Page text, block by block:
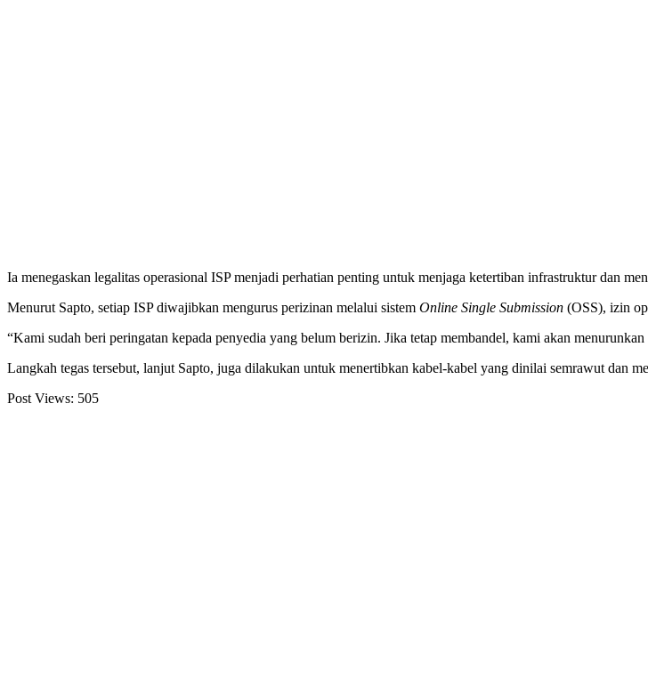
Ia menegaskan legalitas operasional ISP menjadi perhatian penting untuk menjaga ketertiban infrastruktur dan
Menurut Sapto, setiap ISP diwajibkan mengurus perizinan melalui sistem Online Single Submission (OSS), izin
“Kami sudah beri peringatan kepada penyedia yang belum berizin. Jika tetap membandel, kami akan
Langkah tegas tersebut, lanjut Sapto, juga dilakukan untuk menertibkan kabel-kabel yang dinilai semrawut dan
Post Views: 505